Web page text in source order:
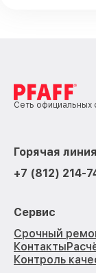
Сеть официальных
Горячая линия
+7 (812) 214-
Сервис
Срочный
Контакты
Контроль